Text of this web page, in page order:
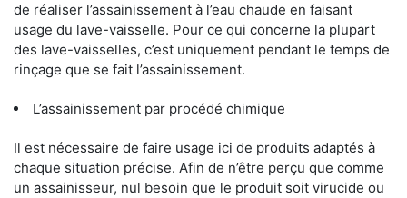
de réaliser l’assainissement à l’eau chaude en faisant
usage du lave-vaisselle. Pour ce qui concerne la plupart
des lave-vaisselles, c’est uniquement pendant le temps de
rinçage que se fait l’assainissement.
L’assainissement par procédé chimique
Il est nécessaire de faire usage ici de produits adaptés à
chaque situation précise. Afin de n’être perçu que comme
un assainisseur, nul besoin que le produit soit virucide ou